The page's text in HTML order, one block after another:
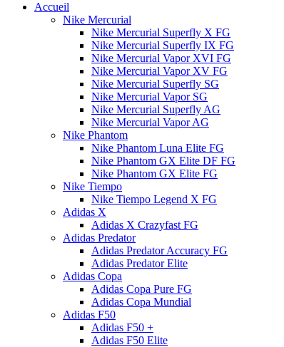
Accueil
Nike Mercurial
Nike Mercurial Superfly X FG
Nike Mercurial Superfly IX FG
Nike Mercurial Vapor XVI FG
Nike Mercurial Vapor XV FG
Nike Mercurial Superfly SG
Nike Mercurial Vapor SG
Nike Mercurial Superfly AG
Nike Mercurial Vapor AG
Nike Phantom
Nike Phantom Luna Elite FG
Nike Phantom GX Elite DF FG
Nike Phantom GX Elite FG
Nike Tiempo
Nike Tiempo Legend X FG
Adidas X
Adidas X Crazyfast FG
Adidas Predator
Adidas Predator Accuracy FG
Adidas Predator Elite
Adidas Copa
Adidas Copa Pure FG
Adidas Copa Mundial
Adidas F50
Adidas F50 +
Adidas F50 Elite